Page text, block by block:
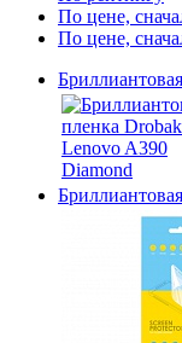
По цене,
По цене,